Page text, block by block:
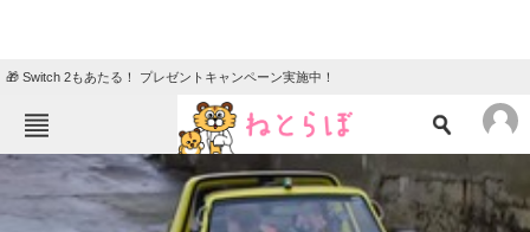
🎁 Switch 2もあたる！ プレゼントキャンペーン実施中！
ねとらぼメニュー
TOP ニュース